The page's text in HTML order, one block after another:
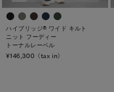
ハイブリッジ® ワイド キルト
ニット フーディー
トーナルレーベル
¥146,300（tax in）